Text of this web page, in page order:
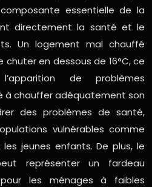
essentielle de la
directement la santé et le
Un logement mal chauffé
en dessous de 16°C, ce
de problèmes
à chauffer adéquatement son
des problèmes de santé,
vulnérables comme
jeunes enfants. De plus, le
représenter un fardeau
pour les ménages à faibles